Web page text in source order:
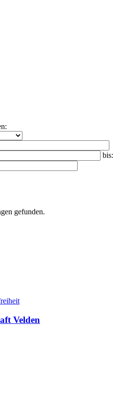
bis:
gefunden.
Velden